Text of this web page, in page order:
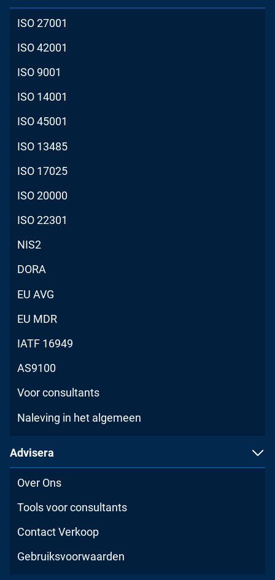
ISO 27001
ISO 42001
ISO 9001
ISO 14001
ISO 45001
ISO 13485
ISO 17025
ISO 20000
ISO 22301
NIS2
DORA
EU AVG
EU MDR
IATF 16949
AS9100
Voor consultants
Naleving in het algemeen
Advisera
Over Ons
Tools voor consultants
Contact Verkoop
Gebruiksvoorwaarden